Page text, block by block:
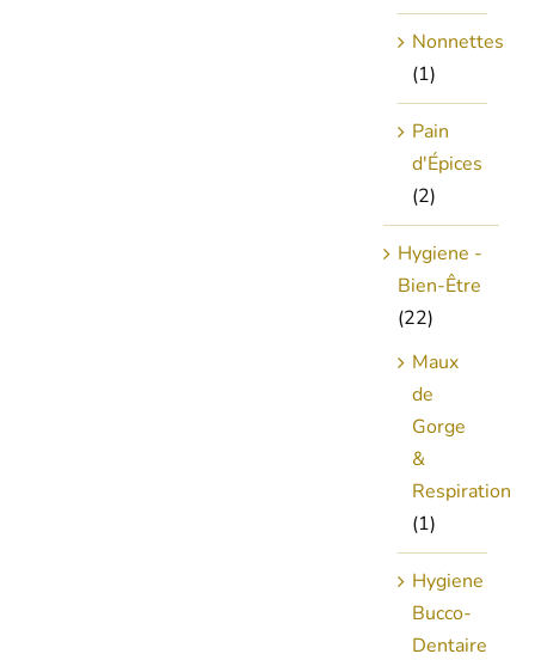
Nonnettes
(1)
Pain
d'Épices
(2)
Hygiene -
Bien-Être
(22)
Maux
de
Gorge
&
Respiration
(1)
Hygiene
Bucco-
Dentaire